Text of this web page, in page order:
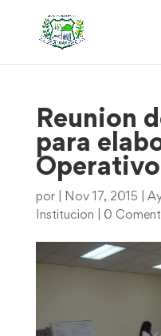
Reunion
para
por Nov 17, 2015
Institucion
0